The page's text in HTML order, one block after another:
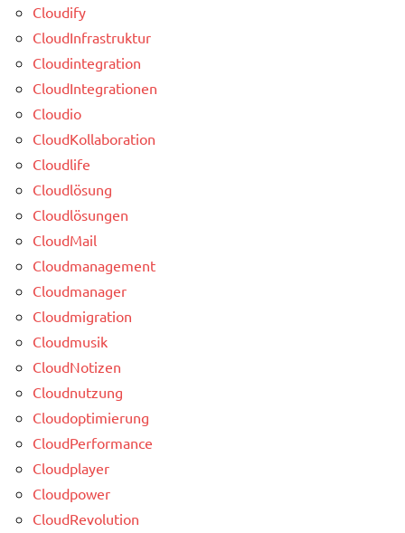
Cloudify
CloudInfrastruktur
Cloudintegration
CloudIntegrationen
Cloudio
CloudKollaboration
Cloudlife
Cloudlösung
Cloudlösungen
CloudMail
Cloudmanagement
Cloudmanager
Cloudmigration
Cloudmusik
CloudNotizen
Cloudnutzung
Cloudoptimierung
CloudPerformance
Cloudplayer
Cloudpower
CloudRevolution